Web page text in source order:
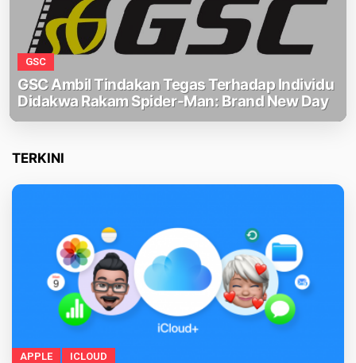
GSC
GSC Ambil Tindakan Tegas Terhadap Individu
Didakwa Rakam Spider-Man: Brand New Day
TERKINI
APPLE ICLOUD